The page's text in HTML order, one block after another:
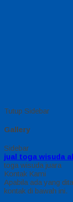
Tutup Sidebar
Gallery
Sidebar
jual toga wisuda
toga wisuda juara
Kontak Kami
Apabila ada yang
kontak di bawah ini.